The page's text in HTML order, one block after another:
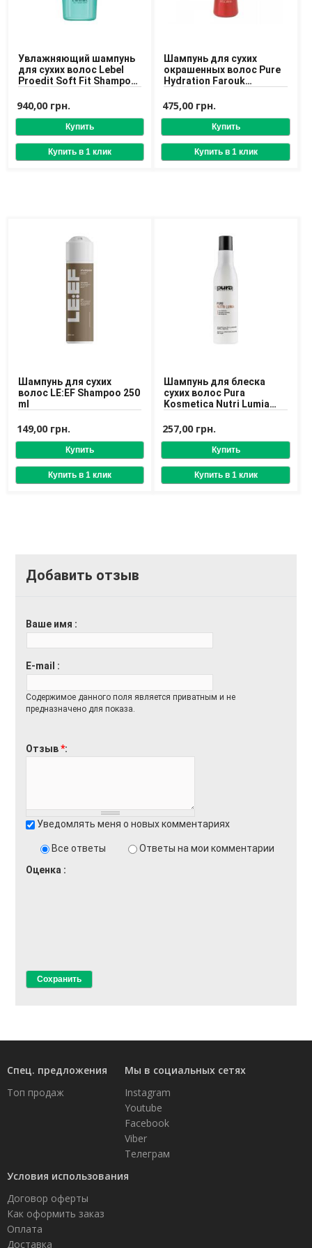
Доставка
Возврат товара
Увлажняющий шампунь
для сухих волос Lebel
Proedit Soft Fit Shampoo
940,00 грн.
Шампунь для сухих
окрашенных волос Pure
Hydration Farouk
475,00 грн.
Шампунь для сухих
волос LE:EF Shampoo 250
ml
149,00 грн.
Шампунь для блеска
сухих волос Pura
Kosmetica Nutri Lumia
257,00 грн.
Добавить отзыв
Ваше имя
E-mail
Содержимое данного поля является приватным и не
предназначено для показа.
Отзыв*
Уведомлять меня о новых комментариях
Все ответы
Ответы на мои комментарии
Оценка
Спец. предложения
Топ продаж
Мы в социальных сетях
Instagram
Youtube
Facebook
Viber
Телеграм
Условия использования
Договор оферты
Как оформить заказ
Оплата
Доставка